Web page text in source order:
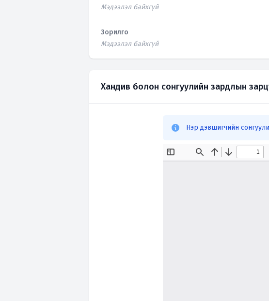
Мэдээлэл байхгүй
Зорилго
Мэдээлэл байхгүй
Хандив болон сонгуулийн зардлын
Нэр дэвшигчийн